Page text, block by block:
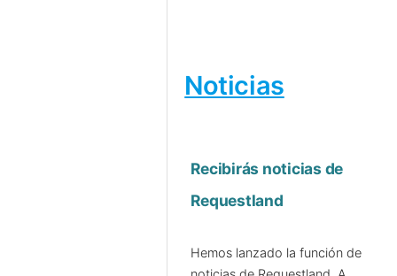
Noticias
Recibirás noticias de
Requestland
Hemos lanzado la función de